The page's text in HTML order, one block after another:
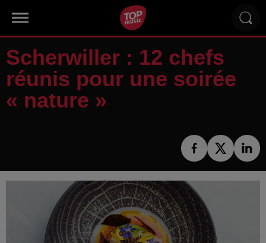
Scherwiller : 12 chefs
réunis pour une soirée
« nature »